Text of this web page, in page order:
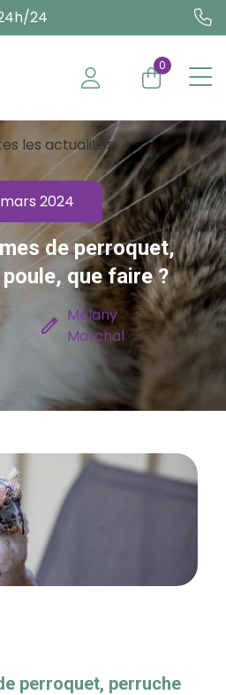
24
0
les actualités
mars 2024
de perroquet,
que faire ?
edit Mélany
Marchal
perroquet, perruche